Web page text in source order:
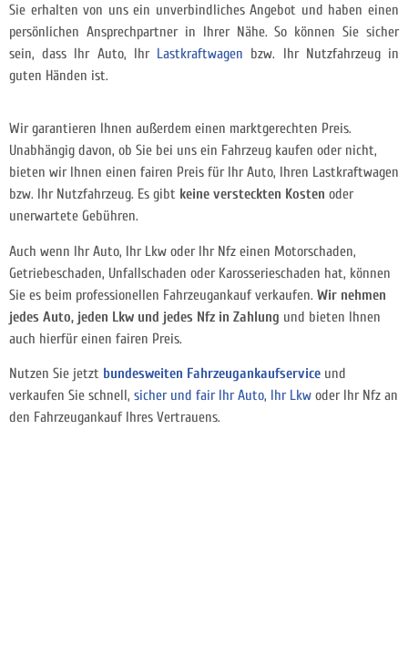
Sie erhalten von uns ein unverbindliches Angebot und haben einen
persönlichen Ansprechpartner in Ihrer Nähe. So können Sie sicher
sein, dass Ihr Auto, Ihr Lastkraftwagen bzw. Ihr Nutzfahrzeug in
guten Händen ist.
Wir garantieren Ihnen außerdem einen marktgerechten Preis.
Unabhängig davon, ob Sie bei uns ein Fahrzeug kaufen oder nicht,
bieten wir Ihnen einen fairen Preis für Ihr Auto, Ihren Lastkraftwagen
bzw. Ihr Nutzfahrzeug. Es gibt keine versteckten Kosten oder
unerwartete Gebühren.
Auch wenn Ihr Auto, Ihr Lkw oder Ihr Nfz einen Motorschaden,
Getriebeschaden, Unfallschaden oder Karosserieschaden hat, können
Sie es beim professionellen Fahrzeugankauf verkaufen. Wir nehmen
jedes Auto, jeden Lkw und jedes Nfz in Zahlung und bieten Ihnen
auch hierfür einen fairen Preis.
Nutzen Sie jetzt bundesweiten Fahrzeugankaufservice und
verkaufen Sie schnell, sicher und fair Ihr Auto, Ihr Lkw oder Ihr Nfz an
den Fahrzeugankauf Ihres Vertrauens.